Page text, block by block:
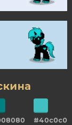
#40c0c0